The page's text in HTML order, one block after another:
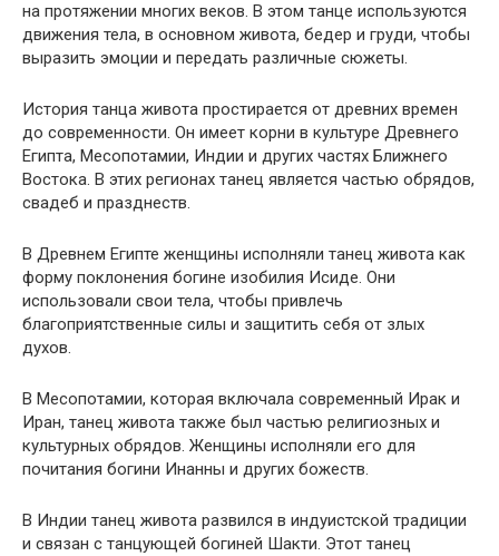
на протяжении многих веков. В этом танце используются
движения тела, в основном живота, бедер и груди, чтобы
выразить эмоции и передать различные сюжеты.
История танца живота простирается от древних времен
до современности. Он имеет корни в культуре Древнего
Египта, Месопотамии, Индии и других частях Ближнего
Востока. В этих регионах танец является частью обрядов,
свадеб и празднеств.
В Древнем Египте женщины исполняли танец живота как
форму поклонения богине изобилия Исиде. Они
использовали свои тела, чтобы привлечь
благоприятственные силы и защитить себя от злых
духов.
В Месопотамии, которая включала современный Ирак и
Иран, танец живота также был частью религиозных и
культурных обрядов. Женщины исполняли его для
почитания богини Инанны и других божеств.
В Индии танец живота развился в индуистской традиции
и связан с танцующей богиней Шакти. Этот танец